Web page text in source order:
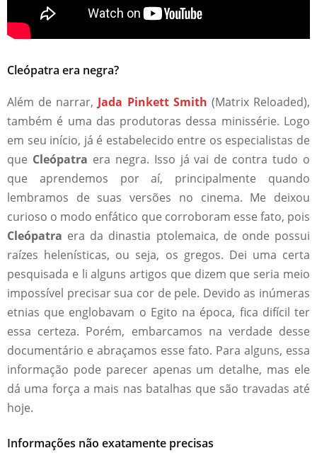
Cleópatra era negra?
Além de narrar,Jada Pinkett Smith (Matrix Reloaded),
também é uma das produtoras dessa minissérie. Logo
em seu início, já é estabelecido entre os especialistas de
que Cleópatra era negra. Isso já vai de contra tudo o
que aprendemos por aí, principalmente quando
lembramos de suas versões no cinema. Me deixou
curioso o modo enfático que corroboram esse fato, pois
Cleópatra era da dinastia ptolemaica, de onde possui
raízes helenísticas, ou seja, os gregos. Dei uma certa
pesquisada e li alguns artigos que dizem que seria meio
impossível precisar sua cor de pele. Devido as inúmeras
etnias que englobavam o Egito na época, fica difícil ter
essa certeza. Porém, embarcamos na verdade desse
documentário e abraçamos esse fato. Para alguns, essa
informação pode parecer apenas um detalhe, mas ele
dá uma força a mais nas batalhas que são travadas até
hoje.
Informações não exatamente precisas